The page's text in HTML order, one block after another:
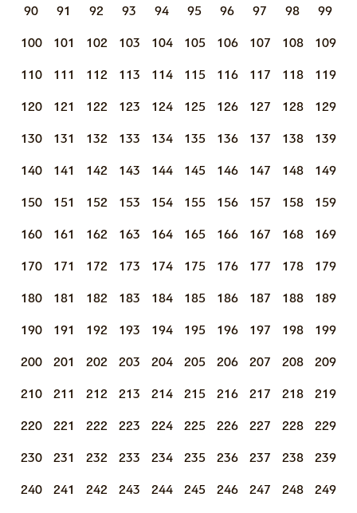
90 91 92 93 94 95 96 97 98 99
100 101 102 103 104 105 106 107 108 109
110 111 112 113 114 115 116 117 118 119
120 121 122 123 124 125 126 127 128 129
130 131 132 133 134 135 136 137 138 139
140 141 142 143 144 145 146 147 148 149
150 151 152 153 154 155 156 157 158 159
160 161 162 163 164 165 166 167 168 169
170 171 172 173 174 175 176 177 178 179
180 181 182 183 184 185 186 187 188 189
190 191 192 193 194 195 196 197 198 199
200 201 202 203 204 205 206 207 208 209
210 211 212 213 214 215 216 217 218 219
220 221 222 223 224 225 226 227 228 229
230 231 232 233 234 235 236 237 238 239
240 241 242 243 244 245 246 247 248 249